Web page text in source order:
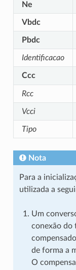
Ne
Vbdc
Pbdc
Identificacao
Ccc
Rcc
Vcci
Tipo
Nota
Para a
utilizada a
Um
conexão do
de forma a
O